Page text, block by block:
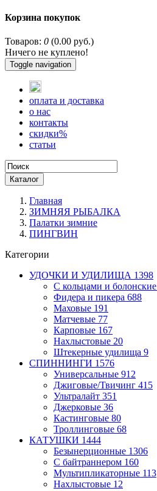
Корзина покупок
Товаров: 0 (0.00 руб.)
Ничего не куплено!
Toggle navigation
оплата и доставка
о нас
контакты
скидки%
статьи
Каталог
Главная
ЗИМНЯЯ РЫБАЛКА
Палатки зимние
ПИНГВИН
Категории
УДОЧКИ И УДИЛИЩА 1398
С кольцами и болонские
Фидера и пикера 688
Маховые 191
Матчевые 77
Карповые 167
Нахлыстовые 20
Штекерные удилища 9
СПИННИНГИ 1576
Универсальные 912
Джиговые/Твичинг 415
Ультралайт 351
Джерковые 36
Кастинговые 80
Троллинговые 68
КАТУШКИ 1444
Безынерционные 1306
С байтраннером 160
Мультипликаторные 113
Нахлыстовые 12